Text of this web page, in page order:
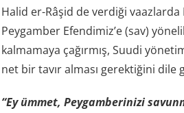
Halid er-Râşid de verdiği vaazlarda
Peygamber Efendimiz’e (sav)
kalmamaya çağırmış, Suudi
net bir tavır alması gerektiğini dile
“Ey ümmet, Peygamberinizi